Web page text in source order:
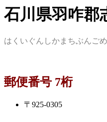
石川県羽咋郡
はくいぐんしかまちぶんごめ
郵便番号 7桁
〒925-0305